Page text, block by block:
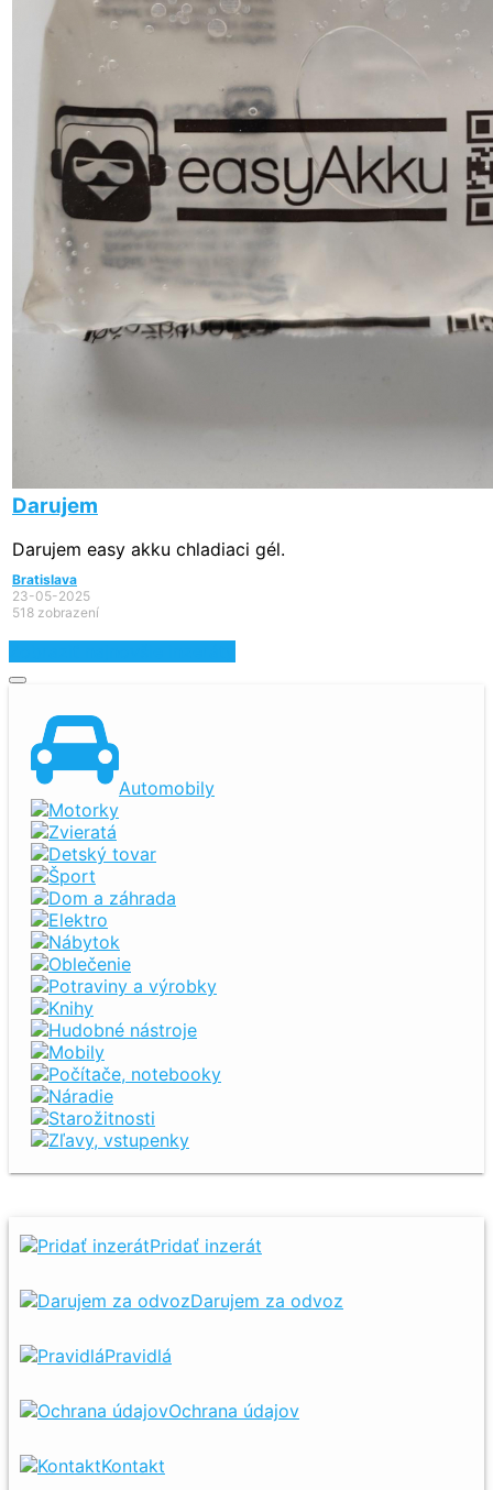
Darujem
Darujem easy akku chladiaci gél.
Bratislava
23-05-2025
518 zobrazení
Automobily
Motorky
Zvieratá
Detský tovar
Šport
Dom a záhrada
Elektro
Nábytok
Oblečenie
Potraviny a výrobky
Knihy
Hudobné nástroje
Mobily
Počítače, notebooky
Náradie
Starožitnosti
Zľavy, vstupenky
Pridať inzerát
Darujem za odvoz
Pravidlá
Ochrana údajov
Kontakt